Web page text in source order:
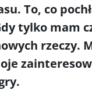
To, co
tylko mam
rzeczy.